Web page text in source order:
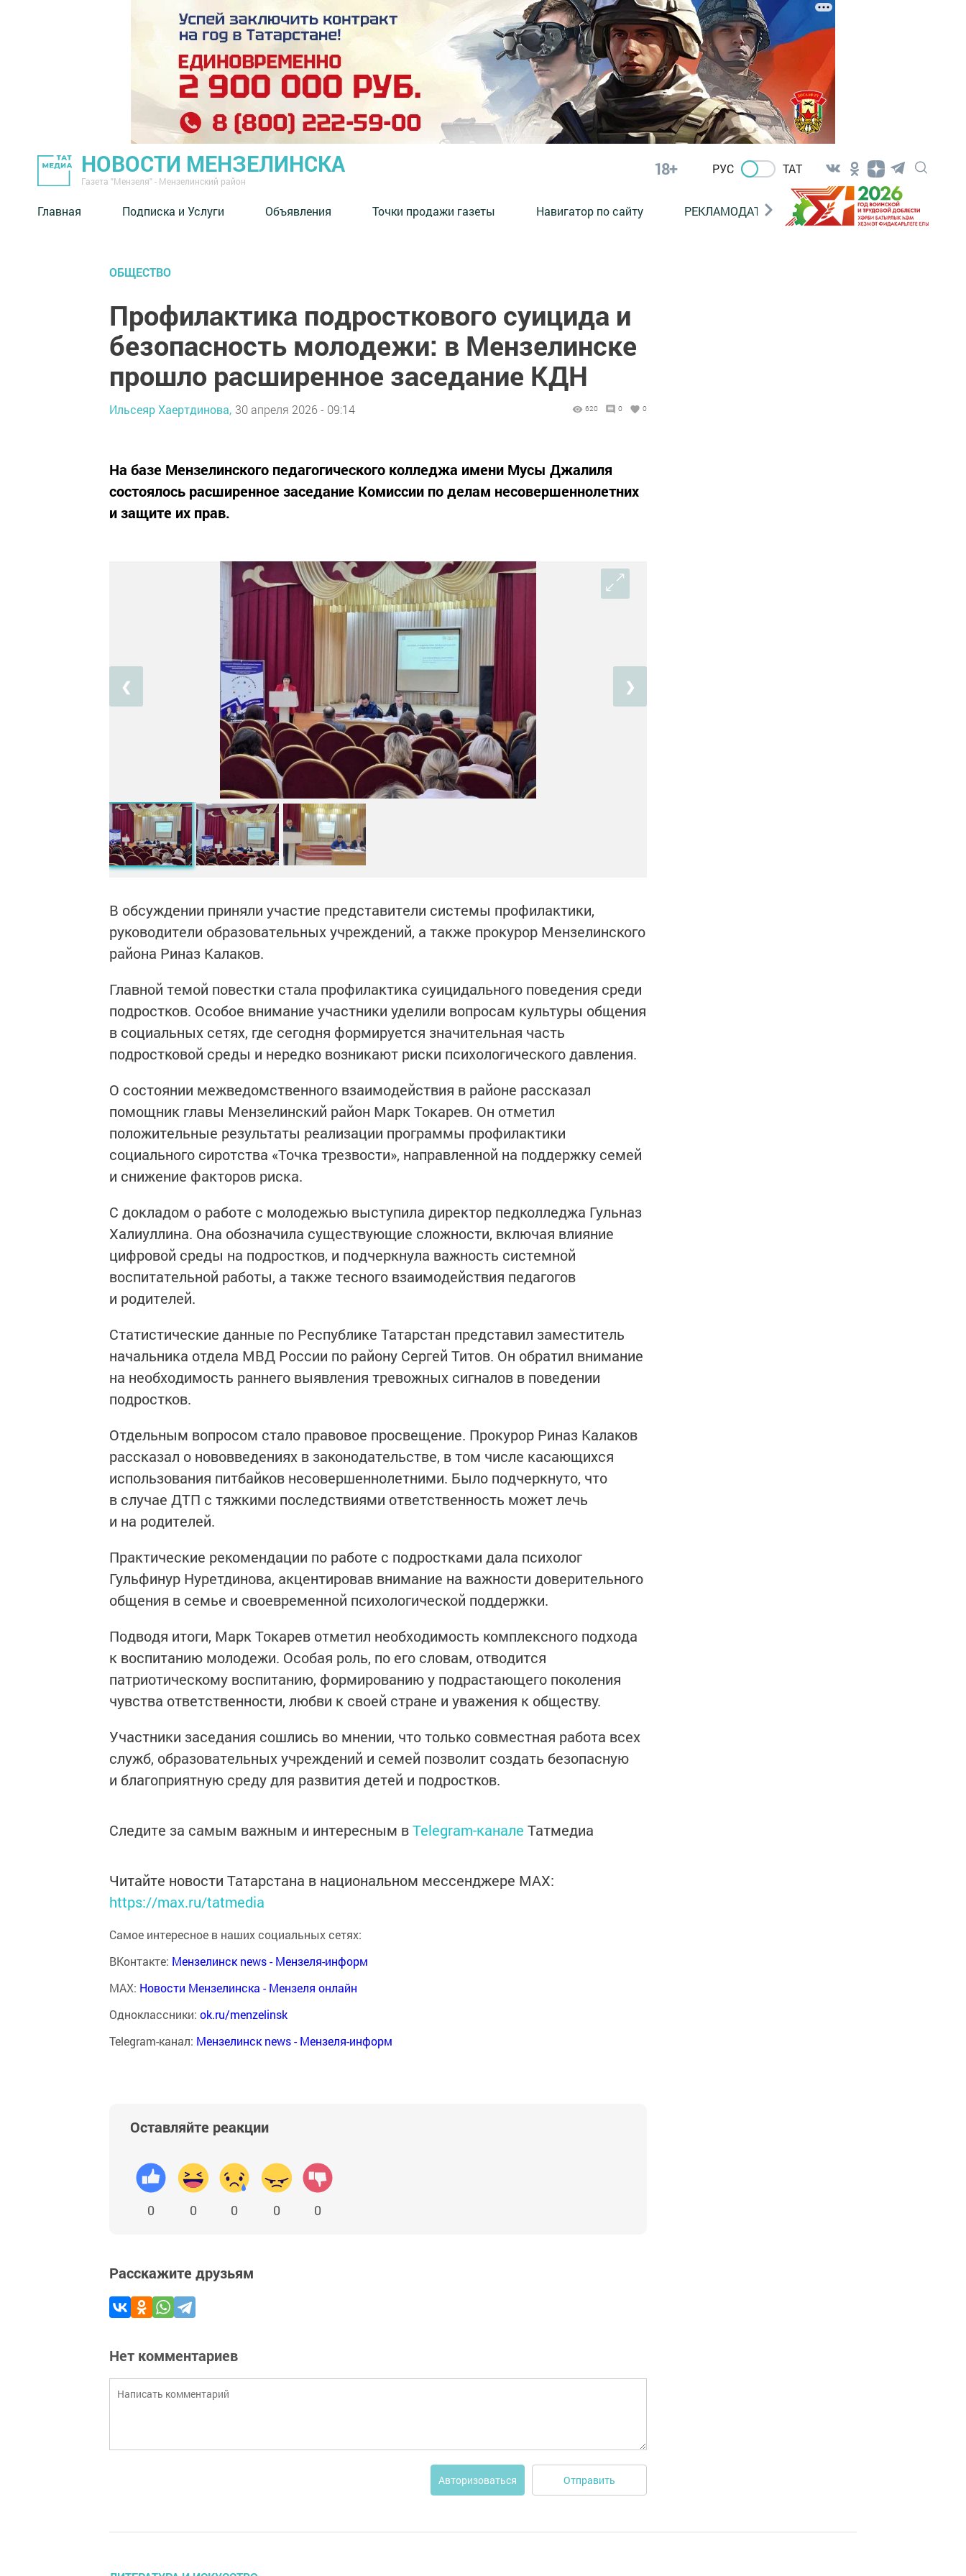
НОВОСТИ МЕНЗЕЛИНСКА
Газета "Мензеля" - Мензелинский район
18+ РУС ТАТ
Главная Подписка и Услуги Объявления Точки продажи газеты Навигатор по сайту РЕКЛАМОДАТЕЛЯМ
ОБЩЕСТВО
Профилактика подросткового суицида и
безопасность молодежи: в Мензелинске
прошло расширенное заседание КДН
Ильсеяр Хаертдинова, 30 апреля 2026 - 09:14 620 0 0
На базе Мензелинского педагогического колледжа имени Мусы Джалиля
состоялось расширенное заседание Комиссии по делам несовершеннолетних
и защите их прав.
❮ ❯
В обсуждении приняли участие представители системы профилактики,
руководители образовательных учреждений, а также прокурор Мензелинского
района Риназ Калаков.
Главной темой повестки стала профилактика суицидального поведения среди
подростков. Особое внимание участники уделили вопросам культуры общения
в социальных сетях, где сегодня формируется значительная часть
подростковой среды и нередко возникают риски психологического давления.
О состоянии межведомственного взаимодействия в районе рассказал
помощник главы Мензелинский район Марк Токарев. Он отметил
положительные результаты реализации программы профилактики
социального сиротства «Точка трезвости», направленной на поддержку семей
и снижение факторов риска.
С докладом о работе с молодежью выступила директор педколледжа Гульназ
Халиуллина. Она обозначила существующие сложности, включая влияние
цифровой среды на подростков, и подчеркнула важность системной
воспитательной работы, а также тесного взаимодействия педагогов
и родителей.
Статистические данные по Республике Татарстан представил заместитель
начальника отдела МВД России по району Сергей Титов. Он обратил внимание
на необходимость раннего выявления тревожных сигналов в поведении
подростков.
Отдельным вопросом стало правовое просвещение. Прокурор Риназ Калаков
рассказал о нововведениях в законодательстве, в том числе касающихся
использования питбайков несовершеннолетними. Было подчеркнуто, что
в случае ДТП с тяжкими последствиями ответственность может лечь
и на родителей.
Практические рекомендации по работе с подростками дала психолог
Гульфинур Нуретдинова, акцентировав внимание на важности доверительного
общения в семье и своевременной психологической поддержки.
Подводя итоги, Марк Токарев отметил необходимость комплексного подхода
к воспитанию молодежи. Особая роль, по его словам, отводится
патриотическому воспитанию, формированию у подрастающего поколения
чувства ответственности, любви к своей стране и уважения к обществу.
Участники заседания сошлись во мнении, что только совместная работа всех
служб, образовательных учреждений и семей позволит создать безопасную
и благоприятную среду для развития детей и подростков.
Следите за самым важным и интересным вTelegram-канале Татмедиа
Читайте новости Татарстана в национальном мессенджере MАХ:
https://max.ru/tatmedia
Самое интересное в наших социальных сетях:
ВКонтакте: Мензелинск news - Мензеля-информ
MAX: Новости Мензелинска - Мензеля онлайн
Одноклассники: ok.ru/menzelinsk
Telegram-канал: Мензелинск news - Мензеля-информ
Оставляйте реакции
0 0 0 0 0
Расскажите друзьям
Нет комментариев
Авторизоваться Отправить